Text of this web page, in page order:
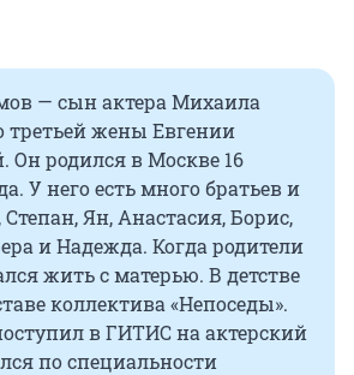
— сын актера Михаила
третьей жены Евгении
Он родился в Москве 16
У него есть много братьев и
Степан, Ян, Анастасия, Борис,
и Надежда. Когда родители
жить с матерью. В детстве
коллектива «Непоседы».
в ГИТИС на актерский
по специальности